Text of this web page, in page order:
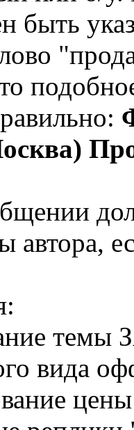
быть
автора,
вида